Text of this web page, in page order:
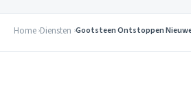
Home Diensten Gootsteen Ontstoppen